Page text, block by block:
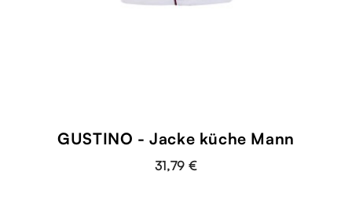
GUSTINO - Jacke küche Mann
31,79 €